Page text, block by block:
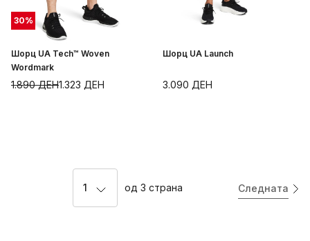
30%
Шорц UA Tech™ Woven
Wordmark
1.323 ДЕН
1.890ДЕН
Шорц UA Launch
3.090 ДЕН
1 од 3 страна Следната